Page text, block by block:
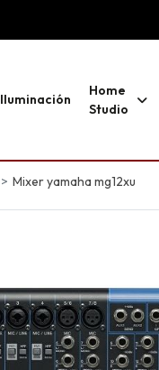
Iluminación
Home
Studio
Mixer yamaha mg12xu